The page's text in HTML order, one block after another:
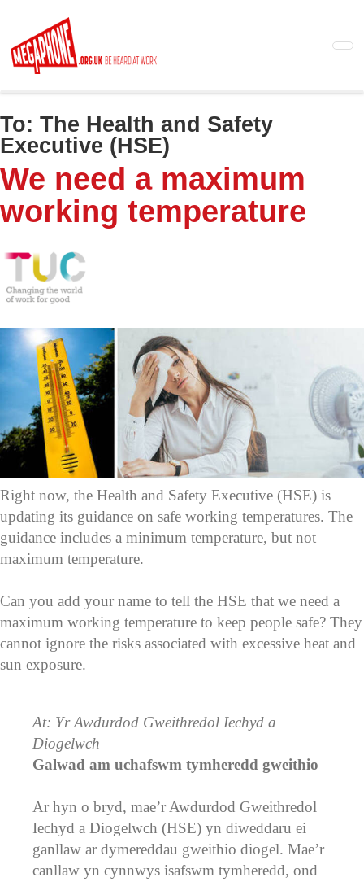
main
content
To: The Health and Safety
Executive (HSE)
We need a maximum
working temperature
Right now, the Health and Safety Executive (HSE) is
updating its guidance on safe working temperatures. The
guidance includes a minimum temperature, but not
maximum temperature.
Can you add your name to tell the HSE that we need a
maximum working temperature to keep people safe? They
cannot ignore the risks associated with excessive heat and
sun exposure.
At: Yr Awdurdod Gweithredol Iechyd a
Diogelwch
Galwad am uchafswm tymheredd gweithio
Ar hyn o bryd, mae’r Awdurdod Gweithredol
Iechyd a Diogelwch (HSE) yn diweddaru ei
ganllaw ar dymereddau gweithio diogel. Mae’r
canllaw yn cynnwys isafswm tymheredd, ond